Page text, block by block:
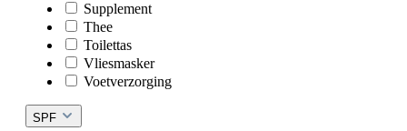
Supplement
Thee
Toilettas
Vliesmasker
Voetverzorging
SPF